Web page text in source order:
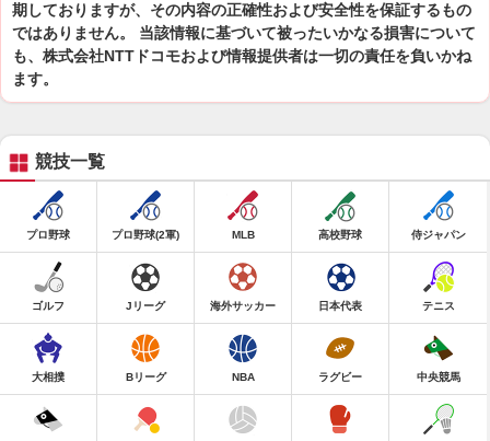
期しておりますが、その内容の正確性および安全性を保証するもの
ではありません。 当該情報に基づいて被ったいかなる損害について
も、株式会社NTTドコモおよび情報提供者は一切の責任を負いかね
ます。
競技一覧
プロ野球 プロ野球(2軍) MLB 高校野球 侍ジャパン
ゴルフ Jリーグ 海外サッカー 日本代表 テニス
大相撲 Bリーグ NBA ラグビー 中央競馬